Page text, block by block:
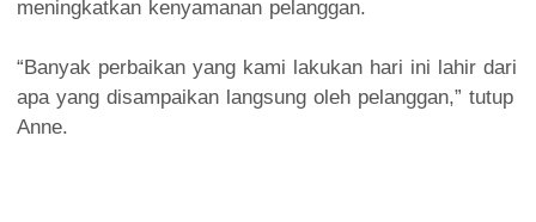
meningkatkan kenyamanan pelanggan.
“Banyak perbaikan yang kami lakukan hari ini lahir dari
apa yang disampaikan langsung oleh pelanggan,” tutup
Anne.